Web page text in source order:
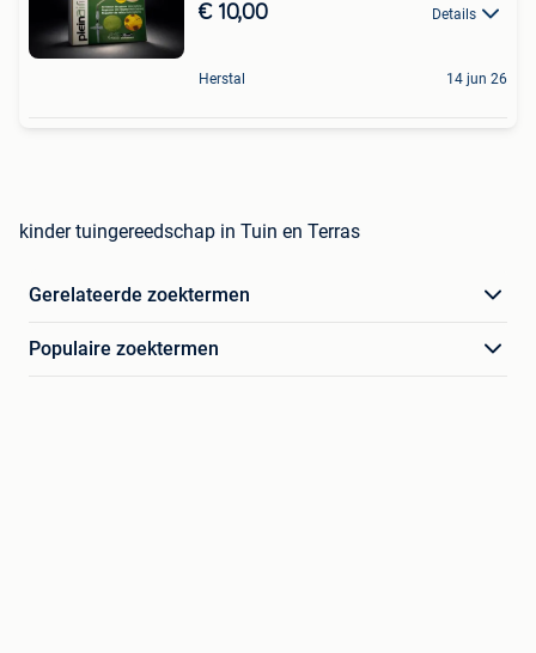
€ 10,00 Details
Herstal 14 jun 26
kinder tuingereedschap in Tuin en Terras
Gerelateerde zoektermen
Populaire zoektermen